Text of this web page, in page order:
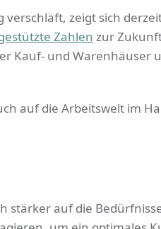
verschläft, zeigt sich
Zahlen zur
Kauf- und Warenhäuser
auf die Arbeitswelt im
stärker auf die